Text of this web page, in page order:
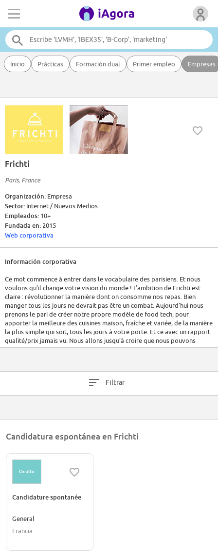
Inicio Prácticas Formación dual Primer empleo Empresas
Frichti
Paris, France
Organización: Empresa
Sector: Internet / Nuevos Medios
Empleados: 10+
Fundada en: 2015
Web corporativa
Información corporativa
Ce mot commence à entrer dans le vocabulaire des parisiens. Et nous
voulons qu’il change votre vision du monde ! L’ambition de Frichti est
claire : révolutionner la manière dont on consomme nos repas. Bien
manger tous les jours ne devrait pas être un combat. Aujourd’hui nous
prenons le pari de créer notre propre modèle de food tech, pour
apporter la meilleure des cuisines maison, fraîche et variée, de la manière
la plus simple qui soit, tous les jours à votre porte. Et ce avec un rapport
qualité/prix jamais vu. Nous allons jusqu’à croire que nous pouvons
concurrencer le supermarché, demain le frigidaire et avoir un véritable
une jeune start-up française, soutenue par des actionnaires prestigieux et
Filtrar
Candidatura espontánea en Frichti
Oculto
Candidature spontanée
General
Francia